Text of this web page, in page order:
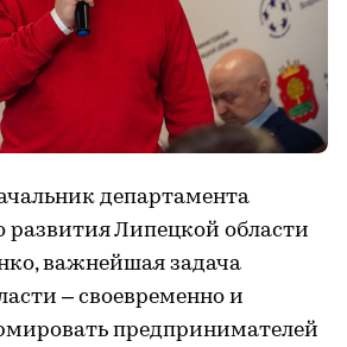
департамента
развития Липецкой области
важнейшая задача
– своевременно и
предпринимателей